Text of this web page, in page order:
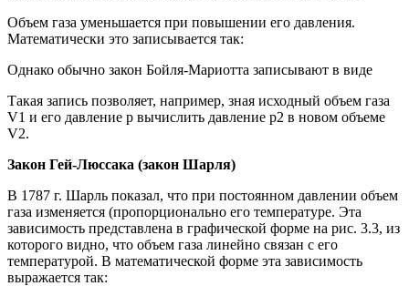
Объем газа уменьшается при повышении его давления.
Математически это записывается так:
Однако обычно закон Бойля-Мариотта записывают в виде
Такая запись позволяет, например, зная исходный объем газа
V1 и его давление р вычислить давление р2 в новом объеме
V2.
Закон Гей-Люссака (закон Шарля)
В 1787 г. Шарль показал, что при постоянном давлении объем
газа изменяется (пропорционально его температуре. Эта
зависимость представлена в графической форме на рис. 3.3, из
которого видно, что объем газа линейно связан с его
температурой. В математической форме эта зависимость
выражается так: